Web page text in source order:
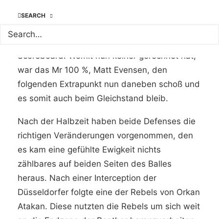
SEARCH
wurde von seinen Vorblockern Rory Johnson
Scoreboard. Womit nun keiner gerechnet hat,
war das Mr 100 %, Matt Evensen, den
folgenden Extrapunkt nun daneben schoß und
es somit auch beim Gleichstand bleib.
Nach der Halbzeit haben beide Defenses die
richtigen Veränderungen vorgenommen, den
es kam eine gefühlte Ewigkeit nichts
zählbares auf beiden Seiten des Balles
heraus. Nach einer Interception der
Düsseldorfer folgte eine der Rebels von Orkan
Atakan. Diese nutzten die Rebels um sich weit